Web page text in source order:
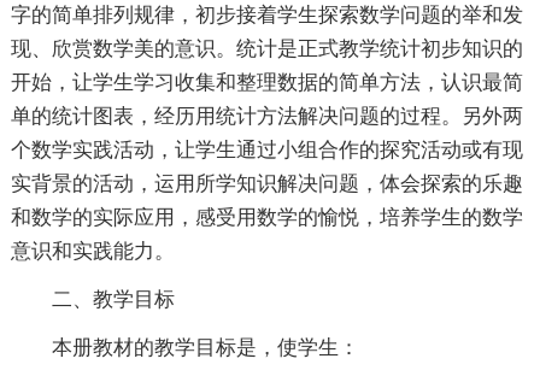
字的简单排列规律，初步接着学生探索数学问题的举和发
现、欣赏数学美的意识。统计是正式教学统计初步知识的
开始，让学生学习收集和整理数据的简单方法，认识最简
单的统计图表，经历用统计方法解决问题的过程。另外两
个数学实践活动，让学生通过小组合作的探究活动或有现
实背景的活动，运用所学知识解决问题，体会探索的乐趣
和数学的实际应用，感受用数学的愉悦，培养学生的数学
意识和实践能力。
二、教学目标
本册教材的教学目标是，使学生：